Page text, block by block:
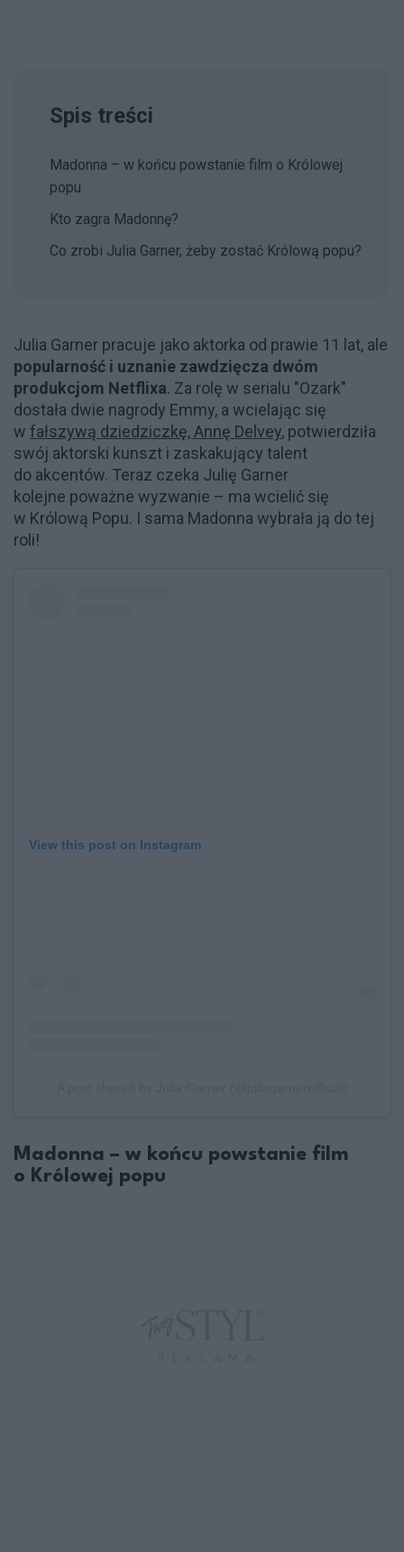
Spis treści
Madonna – w końcu powstanie film o Królowej
popu
Kto zagra Madonnę?
Co zrobi Julia Garner, żeby zostać Królową popu?
Julia Garner pracuje jako aktorka od prawie 11 lat, ale
popularność i uznanie zawdzięcza dwóm
produkcjom Netflixa. Za rolę w serialu "Ozark"
dostała dwie nagrody Emmy, a wcielając się
w fałszywą dziedziczkę, Annę Delvey, potwierdziła
swój aktorski kunszt i zaskakujący talent
do akcentów. Teraz czeka Julię Garner
kolejne poważne wyzwanie – ma wcielić się
w Królową Popu. I sama Madonna wybrała ją do tej
roli!
View this post on Instagram
Madonna – w końcu powstanie film
o Królowej popu